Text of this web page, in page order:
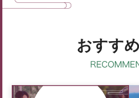
おすす